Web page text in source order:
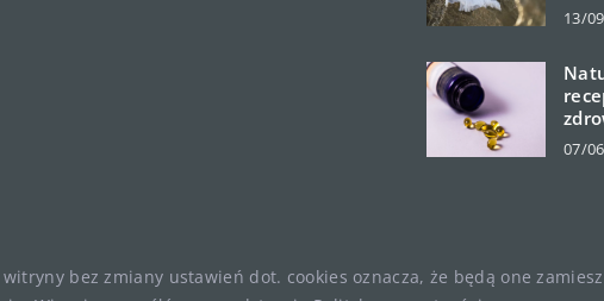
13/
07/
bez zmiany ustawień dot. cookies oznacza, że będą one